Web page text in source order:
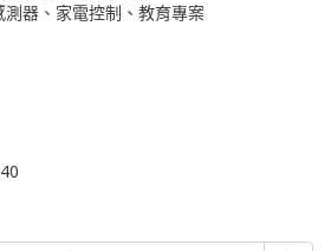
器、家電控制、教育專案